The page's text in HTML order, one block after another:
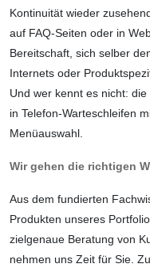
Kontinuität wieder
auf FAQ-Seiten oder in
Bereitschaft, sich selber
Internets oder
Und wer kennt es nicht:
in Telefon-Warteschleifen
Menüauswahl.
Wir gehen die richtigen
Aus dem fundierten
Produkten unseres
zielgenaue Beratung von
nehmen uns Zeit für Sie.